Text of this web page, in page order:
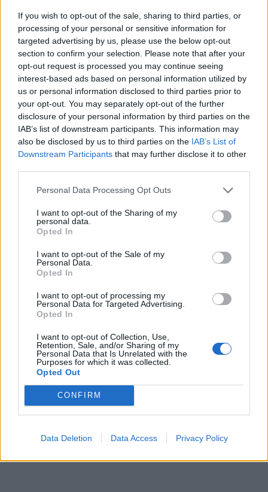
If you wish to opt-out of the sale, sharing to third parties, or
processing of your personal or sensitive information for
targeted advertising by us, please use the below opt-out
section to confirm your selection. Please note that after your
opt-out request is processed you may continue seeing
interest-based ads based on personal information utilized by
us or personal information disclosed to third parties prior to
your opt-out. You may separately opt-out of the further
disclosure of your personal information by third parties on the
IAB’s list of downstream participants. This information may
also be disclosed by us to third parties on the IAB’s List of
Downstream Participants that may further disclose it to other
Personal Data Processing Opt Outs
I want to opt-out of the Sharing of my
personal data.
Opted In
I want to opt-out of the Sale of my
Personal Data.
Opted In
I want to opt-out of processing my
Personal Data for Targeted Advertising.
Opted In
I want to opt-out of Collection, Use,
Retention, Sale, and/or Sharing of my
Personal Data that Is Unrelated with the
Purposes for which it was collected.
Opted Out
CONFIRM
Data Deletion Data Access Privacy Policy
1 lyžička kurkumy
2 lyžičky horčice
soľ
korenie
kôpor
olej
POSTUP
Ošúpeme si zemiaky a nastrúhame ich nahrubo. Na
jemno si nakrájame cesnak a cibuľu. Krátko osmažíme.
Nahrubo si tiež nastrúhame mrkvu. Cherry paradajky
Potom zmiešame majonézu, horčicu, mrkva, vajcia,
všetko, okrem mäsa samozrejme, zmiešame s
nastrúhanými zemiakmi. Dobre premiešame.
Vám to lepšie, keď si namočíte ruky.
Plech si vymažte olejom. Dno pekáča zasypeme
zemiakovou zmesou. Uhlaďte.
preložte miesto medzi guličkami cherry paradajkami.
e
a
r
c
h
f
o
r
: